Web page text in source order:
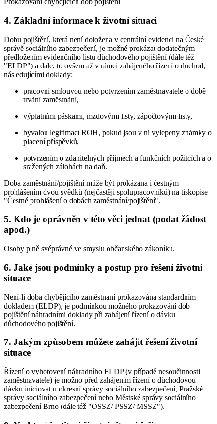
Prokazování chybějících dob pojištění
4. Základní informace k životní situaci
Dobu pojištění, která není doložena v centrální evidenci na České
správě sociálního zabezpečení, je možné prokázat dodatečným
předložením evidenčního listu důchodového pojištění (dále též
"ELDP") a dále, to ovšem až v rámci zahájeného řízení o důchod,
následujícími doklady:
pracovní smlouvou nebo potvrzením zaměstnavatele o době
trvání zaměstnání,
výplatními páskami, mzdovými listy, zápočtovými listy,
bývalou legitimací ROH, pokud jsou v ní vylepeny známky o
placení příspěvků,
potvrzením o zdanitelných příjmech a funkčních požitcích a o
sražených zálohách na daň.
Doba zaměstnání/pojištění může být prokázána i čestným
prohlášením dvou svědků (nejčastěji spolupracovníků) na tiskopise
"Čestné prohlášení o dobách zaměstnání/pojištění".
5. Kdo je oprávněn v této věci jednat (podat žádost
apod.)
Osoby plně svéprávné ve smyslu občanského zákoníku.
6. Jaké jsou podmínky a postup pro řešení životní
situace
Není-li doba chybějícího zaměstnání prokazována standardním
dokladem (ELDP), je podmínkou možného prokazování dob
pojištění náhradními doklady při zahájení řízení o dávku
důchodového pojištění.
7. Jakým způsobem můžete zahájit řešení životní
situace
Řízení o vyhotovení náhradního ELDP (v případě nesoučinnosti
zaměstnavatele) je možno před zahájením řízení o důchodovou
dávku iniciovat u okresní správy sociálního zabezpečení, Pražské
správy sociálního zabezpečení nebo Městské správy sociálního
zabezpečení Brno (dále též "OSSZ/ PSSZ/ MSSZ").